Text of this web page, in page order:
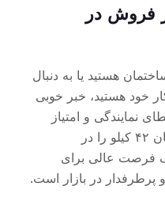
فروش در
هستید یا به دنبال
خود هستید، خبر خوبی
نمایندگی و امتیاز
فروش ایزوگام نمایان گستر دلیجان ۴۲ کیلو را در
فرصت عالی برای
پرطرفدار در بازار است.